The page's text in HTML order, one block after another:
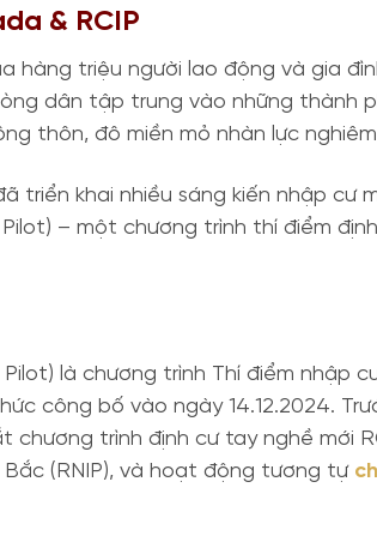
& RCIP
triệu người lao động và gia
dân tập trung vào những thành
thôn, đô miền mỏ nhàn lực
triển khai nhiều sáng kiến nhập cư
– một chương trình thí điểm
là chương trình Thí điểm nhập
công bố vào ngày 14.12.2024.
trình định cư tay nghề mới
(RNIP), và hoạt động tương tự